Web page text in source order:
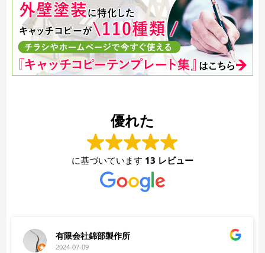
優れた
に基づいています 13 レビュー
有限会社錦部製作所
2024-07-09